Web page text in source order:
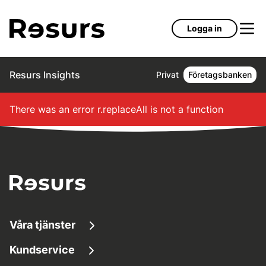
Logga in
Resurs Insights Privat Företagsbanken
There was an error r.replaceAll is not a function
Våra tjänster
Låna pengar
Kundservice